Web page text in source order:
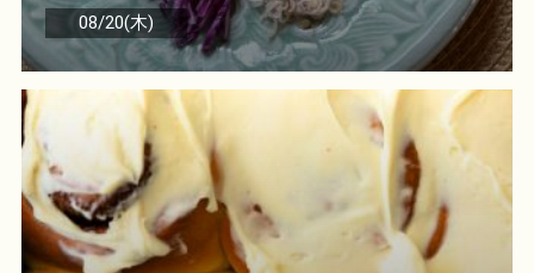
08/20(木)